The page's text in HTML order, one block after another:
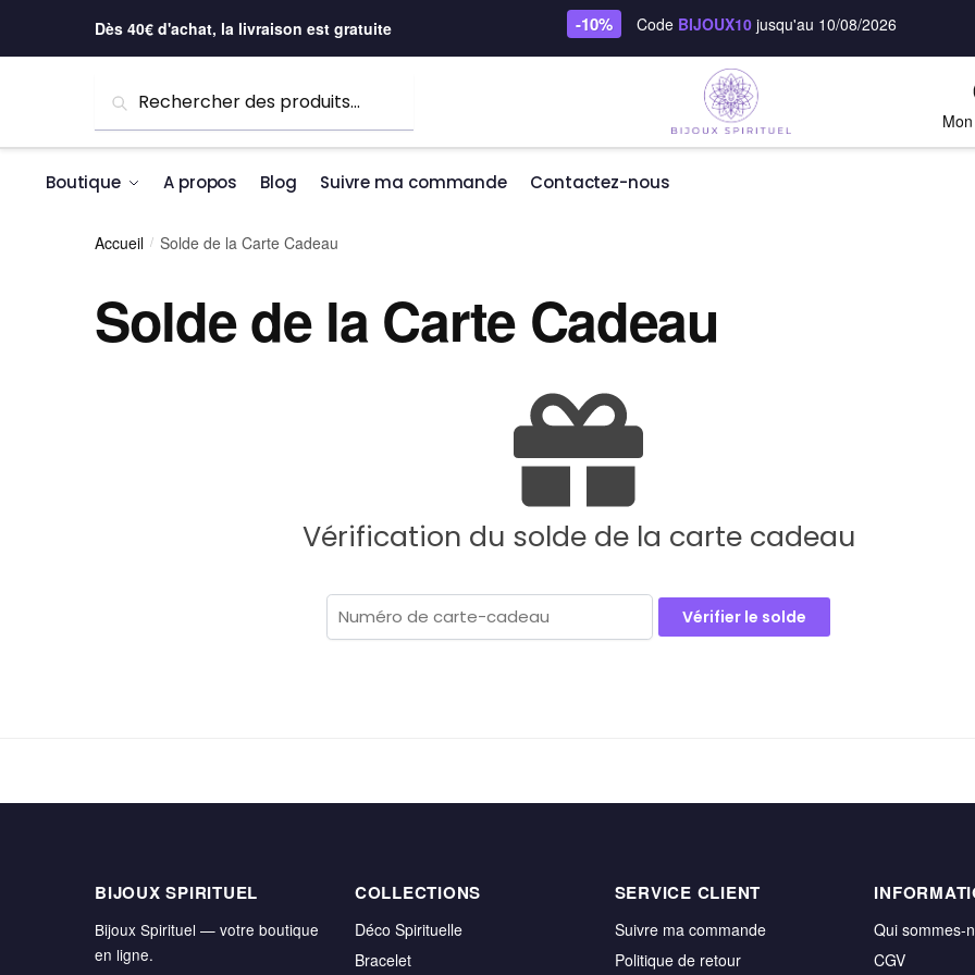
Dès 40€ d'achat, la livraison est gratuite -10% Code BIJOUX10jusqu'au 10/08/2026
Recherche
Boutique A propos Blog Suivre ma commande Contactez-nous
Accueil / Solde de la Carte Cadeau
Solde de la Carte Cadeau
Vérification du solde de la carte cadeau
BIJOUX SPIRITUEL
Bijoux Spirituel — votre boutique
en ligne.
COLLECTIONS
Déco Spirituelle
Bracelet
SERVICE CLIENT
Suivre ma commande
Politique de retour
Qui sommes-
CGV